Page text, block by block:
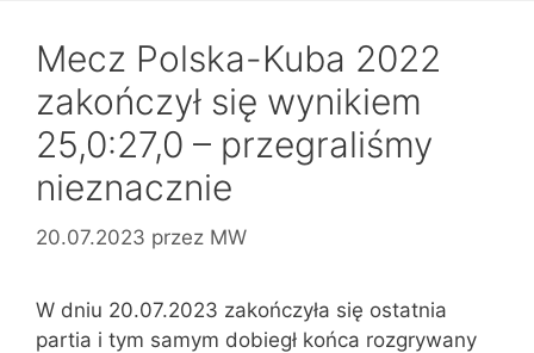
Mecz Polska-Kuba 2022
zakończył się wynikiem
25,0:27,0 – przegraliśmy
nieznacznie
20.07.2023 przez MW
W dniu 20.07.2023 zakończyła się ostatnia
partia i tym samym dobiegł końca rozgrywany